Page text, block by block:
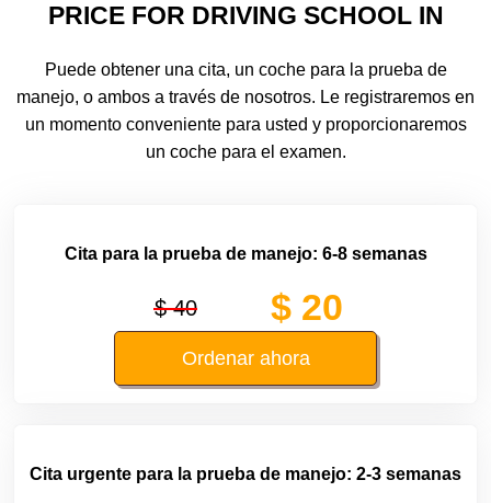
PRICE FOR DRIVING SCHOOL IN
Puede obtener una cita, un coche para la prueba de
manejo, o ambos a través de nosotros. Le registraremos en
un momento conveniente para usted y proporcionaremos
un coche para el examen.
Cita para la prueba de manejo: 6-8 semanas
$ 40 $ 20
Ordenar ahora
Cita urgente para la prueba de manejo: 2-3 semanas